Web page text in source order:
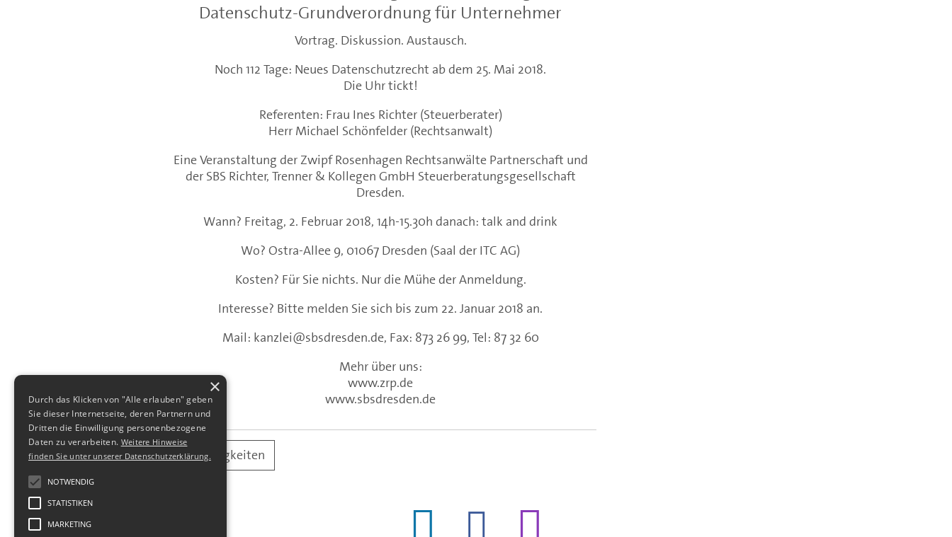
Datenschutz-Grundverordnung für Unternehmer
Vortrag. Diskussion. Austausch.
Noch 112 Tage: Neues Datenschutzrecht ab dem 25. Mai 2018.
Die Uhr tickt!
Referenten: Frau Ines Richter (Steuerberater)
Herr Michael Schönfelder (Rechtsanwalt)
Eine Veranstaltung der Zwipf Rosenhagen Rechtsanwälte Partnerschaft und
der SBS Richter, Trenner & Kollegen GmbH Steuerberatungsgesellschaft
Dresden.
Wann? Freitag, 2. Februar 2018, 14h-15.30h danach: talk and drink
Wo? Ostra-Allee 9, 01067 Dresden (Saal der ITC AG)
Kosten? Für Sie nichts. Nur die Mühe der Anmeldung.
Interesse? Bitte melden Sie sich bis zum 22. Januar 2018 an.
Mail: kanzlei@sbsdresden.de, Fax: 873 26 99, Tel: 87 32 60
Mehr über uns:
www.zrp.de
www.sbsdresden.de
alle Neuigkeiten
×
Durch das Klicken von "Alle erlauben" geben
Sie dieser Internetseite, deren Partnern und
Dritten die Einwilligung personenbezogene
Daten zu verarbeiten. Weitere Hinweise
finden Sie unter unserer Datenschutzerklärung.
NOTWENDIG
STATISTIKEN
MARKETING